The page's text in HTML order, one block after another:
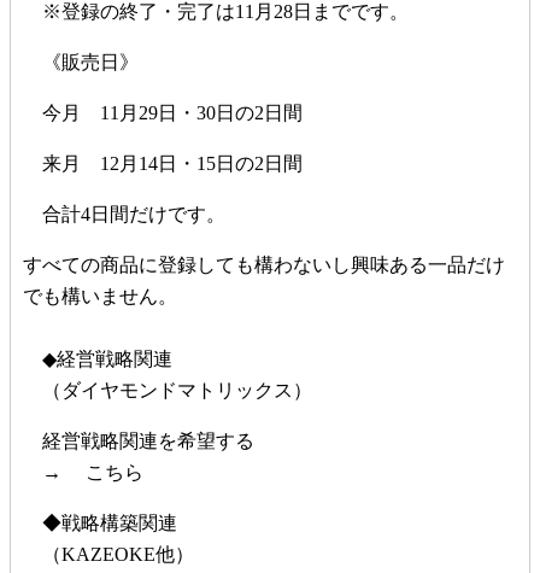
※登録の終了・完了は11月28日までです。
《販売日》
今月 11月29日・30日の2日間
来月 12月14日・15日の2日間
合計4日間だけです。
すべての商品に登録しても構わないし興味ある一品だけ
でも構いません。
◆経営戦略関連
（ダイヤモンドマトリックス）
経営戦略関連を希望する
→ こちら
◆戦略構築関連
（KAZEOKE他）